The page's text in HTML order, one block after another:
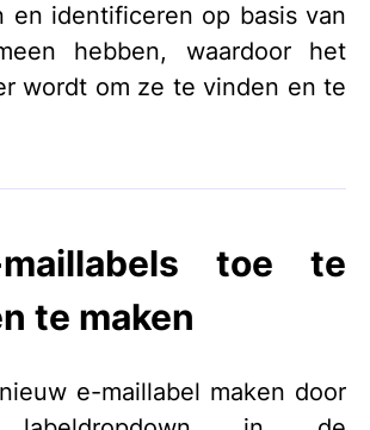
en identificeren op basis van
hebben, waardoor het
wordt om ze te vinden en te
toe te
te maken
e-maillabel maken door